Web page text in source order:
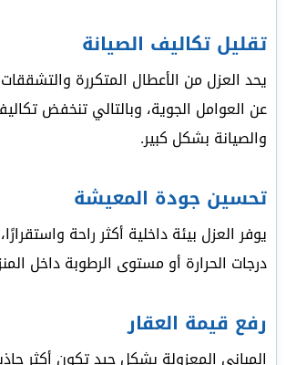
تقليل تكاليف الصيانة
يحد العزل من الأعطال المتكررة والتشققات
عن العوامل الجوية، وبالتالي تنخفض
والصيانة بشكل كبير.
تحسين جودة المعيشة
يوفر العزل بيئة داخلية أكثر راحة
درجات الحرارة أو مستوى الرطوبة داخل
رفع قيمة العقار